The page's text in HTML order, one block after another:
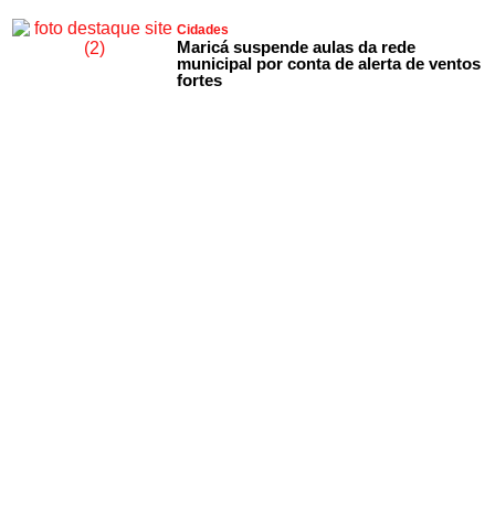
Cidades
Maricá suspende aulas da rede
municipal por conta de alerta de ventos
fortes